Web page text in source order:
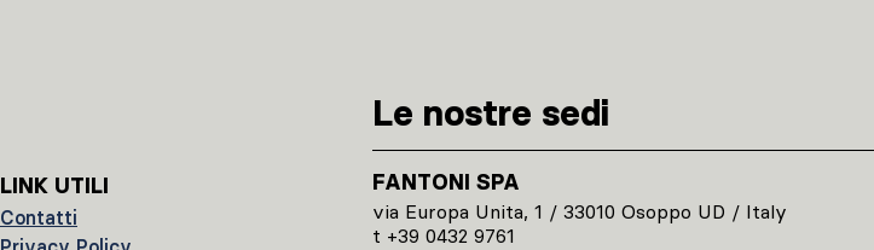
LINK UTILI
Contatti
Le nostre sedi
FANTONI SPA
via Europa Unita, 1 / 33010 Osoppo UD / Italy
t +39 0432 9761